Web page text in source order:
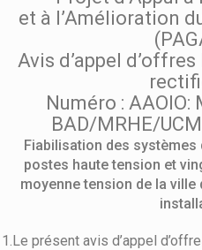
et à l’Amélioration
Avis d’appel
Numéro : AAOIO:
BAD/MRHE/
Fiabilisation des
postes haute tension et
moyenne tension de la
1.Le présent avis d’appel